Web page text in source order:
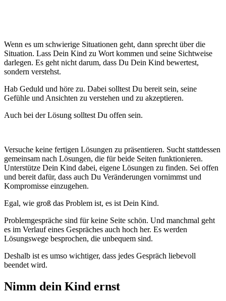
Wenn es um schwierige Situationen geht, dann sprecht über die
Situation. Lass Dein Kind zu Wort kommen und seine Sichtweise
darlegen. Es geht nicht darum, dass Du Dein Kind bewertest,
sondern verstehst.
Hab Geduld und höre zu. Dabei solltest Du bereit sein, seine
Gefühle und Ansichten zu verstehen und zu akzeptieren.
Auch bei der Lösung solltest Du offen sein.
Versuche keine fertigen Lösungen zu präsentieren. Sucht stattdessen
gemeinsam nach Lösungen, die für beide Seiten funktionieren.
Unterstütze Dein Kind dabei, eigene Lösungen zu finden. Sei offen
und bereit dafür, dass auch Du Veränderungen vornimmst und
Kompromisse einzugehen.
Egal, wie groß das Problem ist, es ist Dein Kind.
Problemgespräche sind für keine Seite schön. Und manchmal geht
es im Verlauf eines Gespräches auch hoch her. Es werden
Lösungswege besprochen, die unbequem sind.
Deshalb ist es umso wichtiger, dass jedes Gespräch liebevoll
beendet wird.
Nimm dein Kind ernst